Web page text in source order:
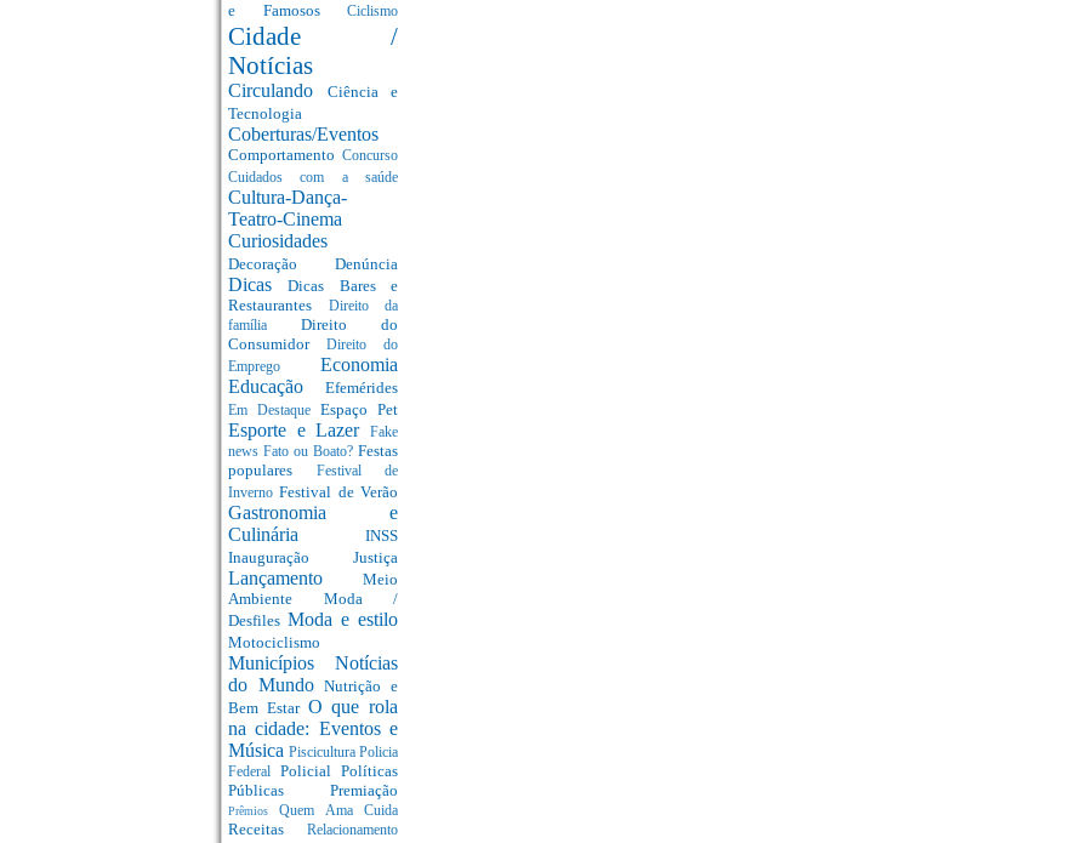
e Famosos Ciclismo
Cidade /
Notícias
Circulando Ciência e
Tecnologia
Coberturas/Eventos
Comportamento Concurso
Cuidados com a saúde
Cultura-Dança-
Teatro-Cinema
Curiosidades
Decoração Denúncia
DicasDicas Bares e
Restaurantes
Direito da
família Direito do
Consumidor Direito do
Emprego Economia
Educação Efemérides
Em Destaque Espaço Pet
Esporte e Lazer
Fake
news Fato ou Boato? Festas
populares
Festival de
InvernoFestival de Verão
Gastronomia e
Culinária INSS
Inauguração Justiça
Lançamento Meio
Ambiente Moda /
Desfiles Moda e estilo
Motociclismo
Municípios Notícias
do MundoNutrição e
Bem Estar O que rola
na cidade: Eventos e
Música Piscicultura Policia
Federal Policial Políticas
Públicas Premiação
PrêmiosQuem Ama Cuida
Receitas Relacionamento